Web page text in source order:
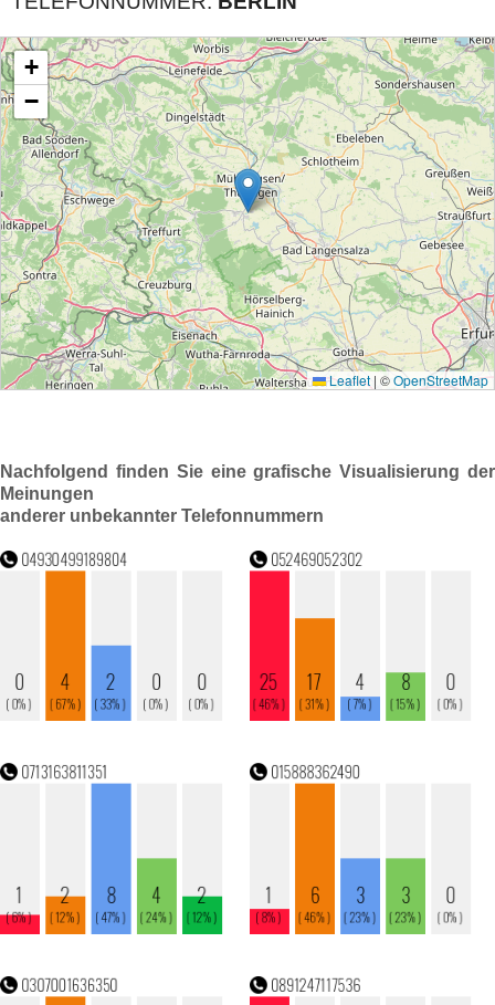
Nachfolgend finden Sie eine grafische Visualisierung der
Meinungen
anderer unbekannter Telefonnummern